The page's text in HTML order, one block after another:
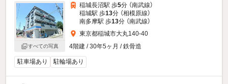
すべての写真
稲城長沼駅 歩5分 （南武線）
稲城駅 歩13分 （相模原線）
南多摩駅 歩13分 （南武線）
東京都稲城市大丸140-40
4階建 / 30年5ヶ月 / 鉄骨造
駐車場あり 駐輪場あり